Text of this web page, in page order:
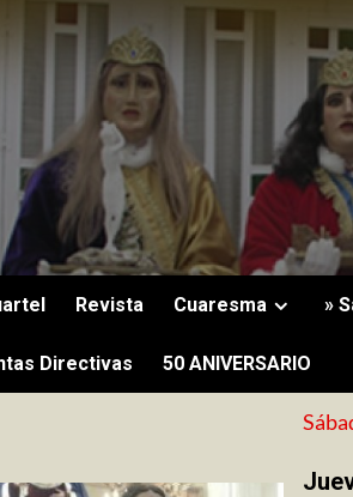
Revista Cuaresma »
Directivas 50 ANIVERSARIO